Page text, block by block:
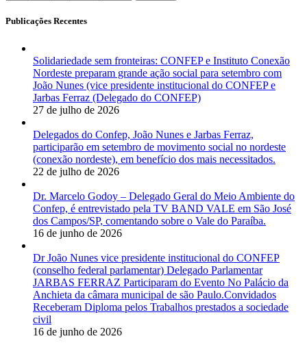
Publicações Recentes
Solidariedade sem fronteiras: CONFEP e Instituto Conexão
Nordeste preparam grande ação social para setembro com
João Nunes (vice presidente institucional do CONFEP e
Jarbas Ferraz (Delegado do CONFEP)
27 de julho de 2026
Delegados do Confep, João Nunes e Jarbas Ferraz,
participarão em setembro de movimento social no nordeste
(conexão nordeste), em benefício dos mais necessitados.
22 de julho de 2026
Dr. Marcelo Godoy – Delegado Geral do Meio Ambiente do
Confep, é entrevistado pela TV BAND VALE em São José
dos Campos/SP, comentando sobre o Vale do Paraíba.
16 de junho de 2026
Dr João Nunes vice presidente institucional do CONFEP
(conselho federal parlamentar) Delegado Parlamentar
JARBAS FERRAZ Participaram do Evento No Palácio da
Anchieta da câmara municipal de são Paulo.Convidados
Receberam Diploma pelos Trabalhos prestados a sociedade
civil
16 de junho de 2026